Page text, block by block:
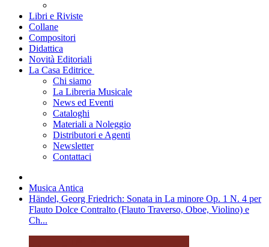
Libri e Riviste
Collane
Compositori
Didattica
Novità Editoriali
La Casa Editrice
Chi siamo
La Libreria Musicale
News ed Eventi
Cataloghi
Materiali a Noleggio
Distributori e Agenti
Newsletter
Contattaci
Musica Antica
Händel, Georg Friedrich: Sonata in La minore Op. 1 N. 4 per
Flauto Dolce Contralto (Flauto Traverso, Oboe, Violino) e
Ch...